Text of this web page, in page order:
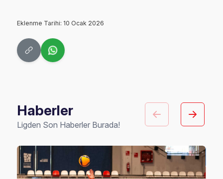
Eklenme Tarihi: 10 Ocak 2026
Haberler
Ligden Son Haberler Burada!